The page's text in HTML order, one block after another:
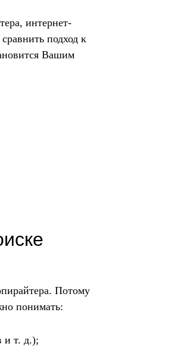
интернет-
подход к
Вашим
Потому
понимать:
и т. д.);